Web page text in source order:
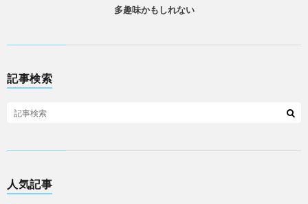
多趣味かもしれない
記事検索
人気記事